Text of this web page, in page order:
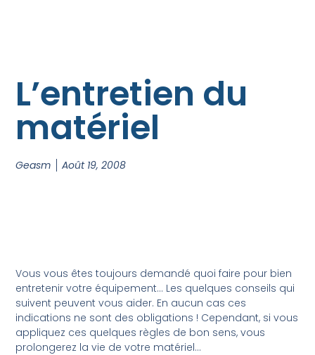
L’entretien du
matériel
Geasm Août 19, 2008
Vous vous êtes toujours demandé quoi faire pour bien
entretenir votre équipement… Les quelques conseils qui
suivent peuvent vous aider. En aucun cas ces
indications ne sont des obligations ! Cependant, si vous
appliquez ces quelques règles de bon sens, vous
prolongerez la vie de votre matériel…